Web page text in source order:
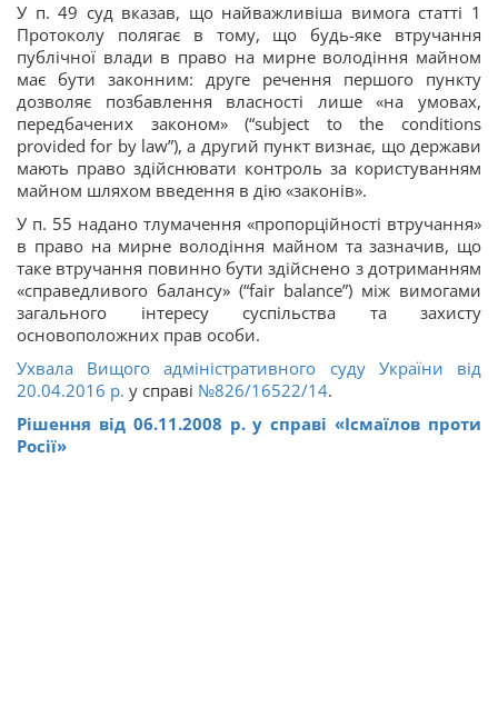
У п. 49 суд вказав, що найважливіша вимога статті 1
Протоколу полягає в тому, що будь-яке втручання
публічної влади в право на мирне володіння майном
має бути законним: друге речення першого пункту
дозволяє позбавлення власності лише «на умовах,
передбачених законом» (“subject to the conditions
provided for by law”), а другий пункт визнає, що держави
мають право здійснювати контроль за користуванням
майном шляхом введення в дію «законів».
У п. 55 надано тлумачення «пропорційності втручання»
в право на мирне володіння майном та зазначив, що
таке втручання повинно бути здійснено з дотриманням
«справедливого балансу» (“fair balance”) між вимогами
загального інтересу суспільства та захисту
основоположних прав особи.
Ухвала Вищого адміністративного суду України від
20.04.2016 р. у справі №826/16522/14.
Рішення від 06.11.2008 р. у справі «Ісмаїлов проти
Росії»